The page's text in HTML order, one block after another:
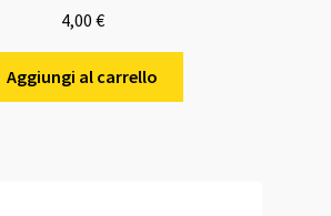
4,00 €
Aggiungi al carrello